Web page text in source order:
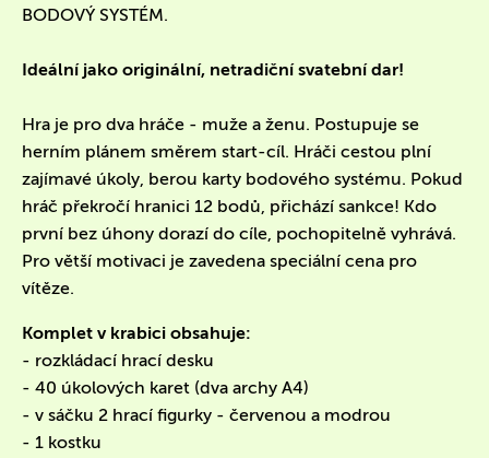
BODOVÝ SYSTÉM.
Ideální jako originální, netradiční svatební dar!
Hra je pro dva hráče - muže a ženu. Postupuje se
herním plánem směrem start-cíl. Hráči cestou plní
zajímavé úkoly, berou karty bodového systému. Pokud
hráč překročí hranici 12 bodů, přichází sankce! Kdo
první bez úhony dorazí do cíle, pochopitelně vyhrává.
Pro větší motivaci je zavedena speciální cena pro
vítěze.
Komplet v krabici obsahuje:
- rozkládací hrací desku
- 40 úkolových karet (dva archy A4)
- v sáčku 2 hrací figurky - červenou a modrou
- 1 kostku